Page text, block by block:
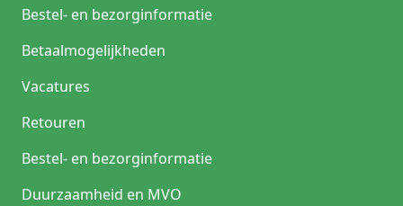
Bestel- en bezorginformatie
Betaalmogelijkheden
Vacatures
Retouren
Bestel- en bezorginformatie
Duurzaamheid en MVO